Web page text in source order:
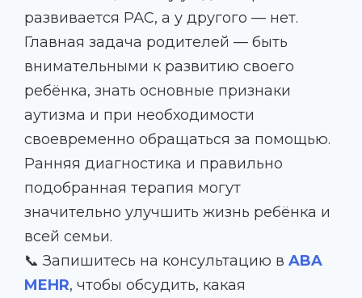
развивается РАС, а у другого — нет.
Главная задача родителей — быть
внимательными к развитию своего
ребёнка, знать основные признаки
аутизма и при необходимости
своевременно обращаться за помощью.
Ранняя диагностика и правильно
подобранная терапия могут
значительно улучшить жизнь ребёнка и
всей семьи.
📞 Запишитесь на консультацию в ABA
MEHR, чтобы обсудить, какая